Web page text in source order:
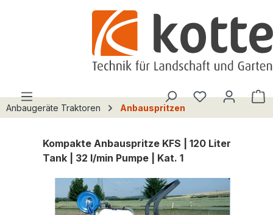
Du hast 0
Anbaugeräte Traktoren Anbauspritzen
Kompakte Anbauspritze KFS | 120 Liter
Tank | 32 l/min Pumpe | Kat. 1
Bildergalerie überspringen